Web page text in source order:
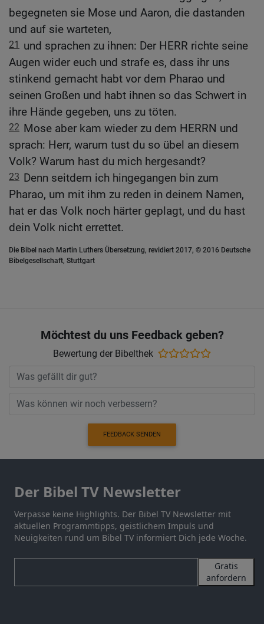
begegneten sie Mose und Aaron, die dastanden
und auf sie warteten,
21
und sprachen zu ihnen: Der HERR richte seine
Augen wider euch und strafe es, dass ihr uns
stinkend gemacht habt vor dem Pharao und
seinen Großen und habt ihnen so das Schwert in
ihre Hände gegeben, uns zu töten.
22 Mose aber kam wieder zu dem HERRN und
sprach: Herr, warum tust du so übel an diesem
Volk? Warum hast du mich hergesandt?
23 Denn seitdem ich hingegangen bin zum
Pharao, um mit ihm zu reden in deinem Namen,
hat er das Volk noch härter geplagt, und du hast
dein Volk nicht errettet.
Die Bibel nach Martin Luthers Übersetzung, revidiert 2017, © 2016 Deutsche
Bibelgesellschaft, Stuttgart
Möchtest du uns Feedback geben?
Bewertung der Bibelthek
FEEDBACK SENDEN
Der Bibel TV Newsletter
Verpasse keine Highlights. Der Bibel TV Newsletter mit
aktuellen Programmtipps, geistlichem Impuls und
Neuigkeiten rund um Bibel TV informiert Dich jede Woche.
Gratis
anfordern